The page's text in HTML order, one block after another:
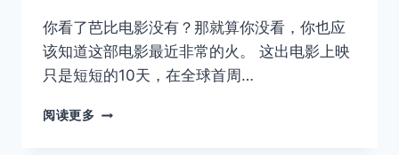
你看了芭比电影没有？那就算你没看，你也应
该知道这部电影最近非常的火。 这出电影上映
只是短短的10天，在全球首周…
阅读更多 芭